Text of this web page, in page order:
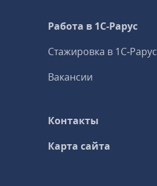
Работа в 1С‑Рарус
Стажировка в 1С‑Рарус
Вакансии
Контакты
Карта сайта